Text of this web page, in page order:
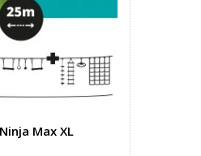
Max XL